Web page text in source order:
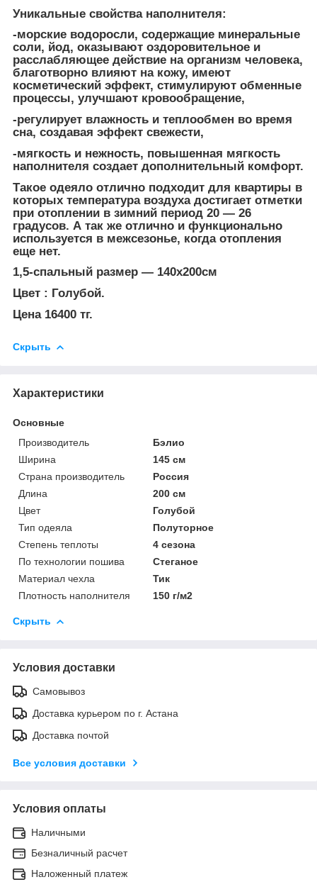
Уникальные свойства наполнителя:
-морские водоросли, содержащие минеральные
соли, йод, оказывают оздоровительное и
расслабляющее действие на организм человека,
благотворно влияют на кожу, имеют
косметический эффект, стимулируют обменные
процессы, улучшают кровообращение,
-регулирует влажность и теплообмен во время
сна, создавая эффект свежести,
-мягкость и нежность, повышенная мягкость
наполнителя создает дополнительный комфорт.
Такое одеяло отлично подходит для квартиры в
которых температура воздуха достигает отметки
при отоплении в зимний период 20 ― 26
градусов. А так же отлично и функционально
используется в межсезонье, когда отопления
еще нет.
1,5-спальный размер ― 140х200см
Цвет : Голубой.
Цена 16400 тг.
Скрыть
Характеристики
Основные
Производитель
Бэлио
Ширина
145 см
Страна производитель
Россия
Длина
200 см
Цвет
Голубой
Тип одеяла
Полуторное
Степень теплоты
4 сезона
По технологии пошива
Стеганое
Материал чехла
Тик
Плотность наполнителя
150 г/м2
Скрыть
Условия доставки
Самовывоз
Доставка курьером по г. Астана
Доставка почтой
Все условия доставки
Условия оплаты
Наличными
Безналичный расчет
Наложенный платеж